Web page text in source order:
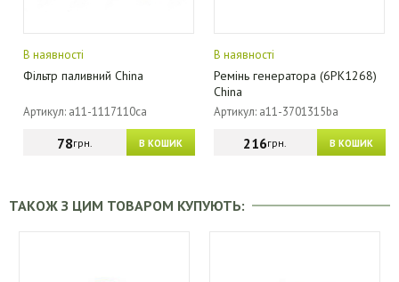
В наявності
Фільтр паливний China
Артикул: a11-1117110ca
В КОШИК
78грн.
В наявності
Ремінь генератора (6PK1268)
China
Артикул: a11-3701315ba
В КОШИК
216грн.
ТАКОЖ З ЦИМ ТОВАРОМ КУПУЮТЬ: